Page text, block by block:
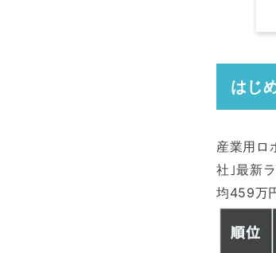
はじ
産業用ロ
社｣最新
均459万